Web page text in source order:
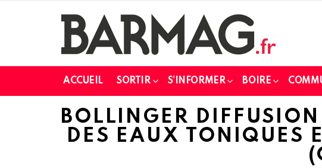
ACCUEIL SORTIR S’INFORMER BOIRE
BOLLINGER
DES EAUX TONIQUES